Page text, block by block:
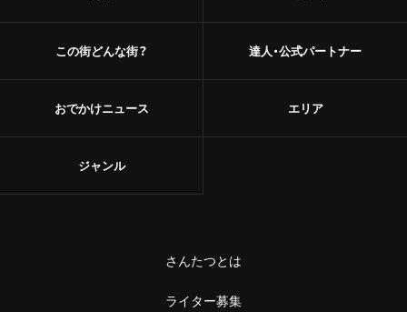
この街どんな街？
おでかけニュース
達人・公式パートナー
エリア
ジャンル
さんたつとは
ライター募集